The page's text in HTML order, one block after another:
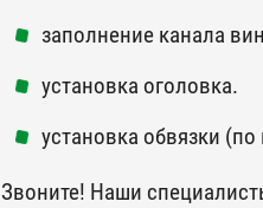
заполнение канала
установка оголовка.
установка обвязки
Звоните! Наши